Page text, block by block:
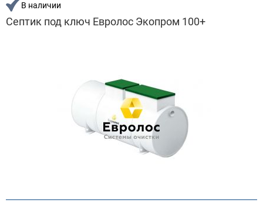
В наличии
Септик под ключ Евролос Экопром 100+